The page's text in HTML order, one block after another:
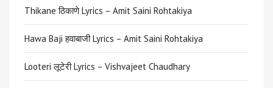
Thikane ठिकाणे Lyrics – Amit Saini Rohtakiya
Hawa Baji हवाबाजी Lyrics – Amit Saini Rohtakiya
Looteri लूटेरी Lyrics – Vishvajeet Chaudhary